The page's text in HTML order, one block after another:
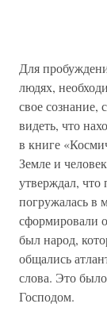
Для
людях,
свое сознание,
видеть, что
в книге
Земле и
утверждал, что
погружалась в
сформировали
был народ,
общались
слова. Это
Господом.